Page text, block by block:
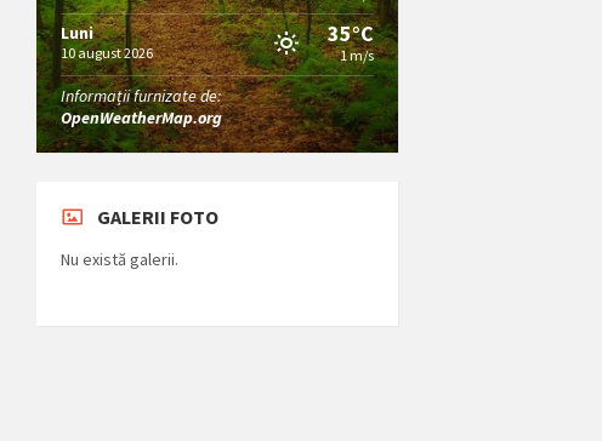
Luni
10 august 2026
35°C
1 m/s
Informații furnizate de:
OpenWeatherMap.org
GALERII FOTO
Nu există galerii.